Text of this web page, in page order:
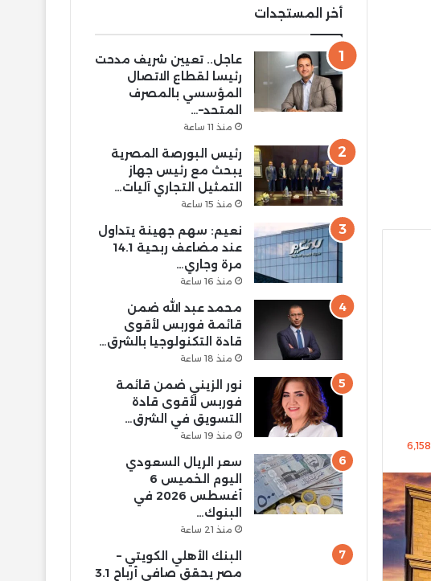
6٬158
أخر المستجدات
عاجل.. تعيين شريف مدحت
رئيسا لقطاع الاتصال
المؤسسي بالمصرف
المتحد–…
منذ 11 ساعة
رئيس البورصة المصرية
يبحث مع رئيس جهاز
التمثيل التجاري آليات…
منذ 15 ساعة
نعيم: سهم جهينة يتداول
عند مضاعف ربحية 14.1
مرة وجاري…
منذ 16 ساعة
محمد عبد الله ضمن
قائمة فوربس لأقوى
قادة التكنولوجيا بالشرق…
منذ 18 ساعة
نور الزيني ضمن قائمة
فوربس لأقوى قادة
التسويق في الشرق…
منذ 19 ساعة
سعر الريال السعودي
اليوم الخميس 6
أغسطس 2026 في
البنوك…
منذ 21 ساعة
البنك الأهلي الكويتي –
مصر يحقق صافي أرباح 3.1